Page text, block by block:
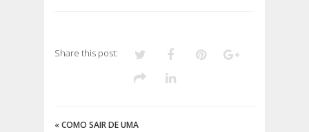
Share this post:
«COMO SAIR DE UMA